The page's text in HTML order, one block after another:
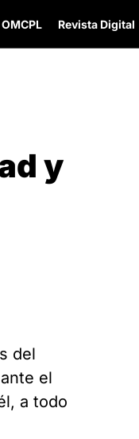
OMCPL Revista Digital
y
del
el
a todo